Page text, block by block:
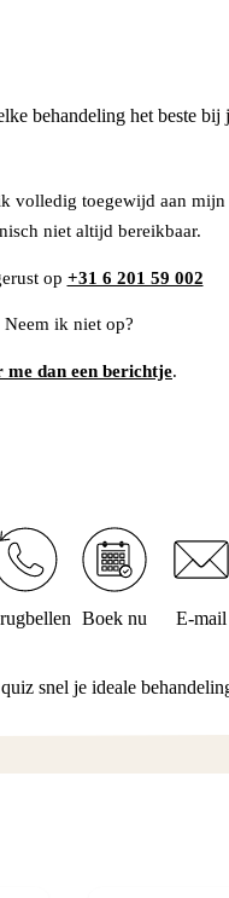
behandeling het beste bij
volledig toegewijd aan mijn
niet altijd bereikbaar.
op +31 6 201 59 002
Neem ik niet op?
me dan een berichtje.
Boek nu E-mail
snel je ideale